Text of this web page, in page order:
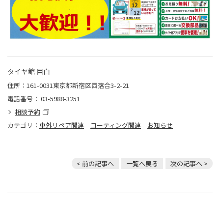
タイヤ館 目白
住所：161-0031東京都新宿区西落合3-2-21
電話番号： 03-5988-3251
相談予約
カテゴリ： 車外リペア関連 コーティング関連 お知らせ
< 前の記事へ 一覧へ戻る 次の記事へ >